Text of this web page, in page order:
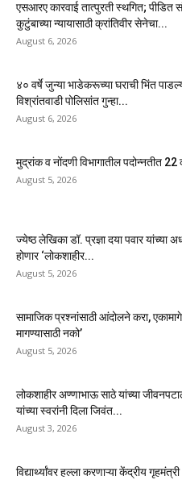
एसआरए कारवाई तात्पुरती स्थगित; पीडित
कुटुंबाच्या न्यायासाठी क्रांतिवीर सेनेचा...
August 6, 2026
४० वर्षे जुन्या भाडेकरूच्या घराची भिंत
विश्रांतवाडी पोलिसांत गुन्हा...
August 6, 2026
मुद्रांक व नोंदणी विभागातील पदोन्नतीत 22
August 5, 2026
ज्येष्ठ लेखिका डॉ. प्रज्ञा दया पवार यांच्या
होणार ‘लोकशाहीर...
August 5, 2026
सामाजिक प्रश्नांसाठी आंदोलने करा,
मागण्यासाठी नको’
August 5, 2026
लोकशाहीर अण्णाभाऊ साठे यांच्या
यांच्या स्वरांनी दिला जिवंत...
August 3, 2026
विद्यार्थ्यांवर हल्ला करणाऱ्या केंद्रीय